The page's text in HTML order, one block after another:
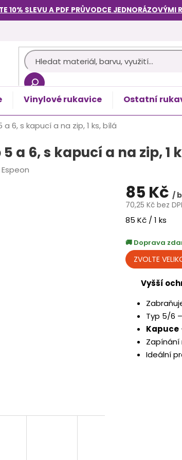
10% SLEVU A PDF PRŮVODCE JEDNORÁZOVÝMI
Vinylové rukavice Ostatní
6, s kapucí a na zip, 1 ks, bílá
a 6, s kapucí a na zip, 1
Espeon
85 Kč /
70,25 Kč bez
Měrná
85 Kč / 1 ks
Doprava
Vyšší
Typ 5/6 –
Kapuce
Zapínání
Ideální